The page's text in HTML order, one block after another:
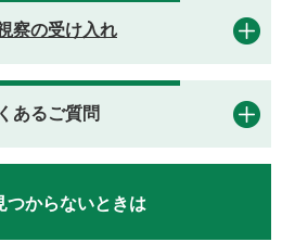
察の受け入れ
あるご質問
つからないときは